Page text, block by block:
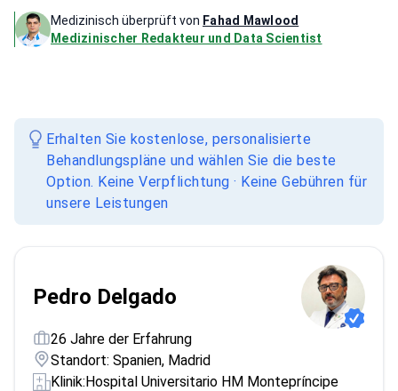
Medizinisch überprüft von Fahad Mawlood
Medizinischer Redakteur und Data Scientist
Erhalten Sie kostenlose, personalisierte
Behandlungspläne und wählen Sie die beste
Option. Keine Verpflichtung · Keine Gebühren für
unsere Leistungen
Pedro Delgado
26 Jahre der Erfahrung
Standort: Spanien, Madrid
Klinik:Hospital Universitario HM Montepríncipe